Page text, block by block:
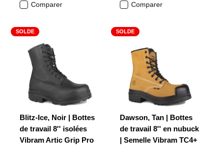
Comparer Comparer
SOLDE
Blitz-Ice, Noir | Bottes
de travail 8'' isolées
Vibram Artic Grip Pro
SOLDE
Dawson, Tan | Bottes
de travail 8'' en nubuck
| Semelle Vibram TC4+